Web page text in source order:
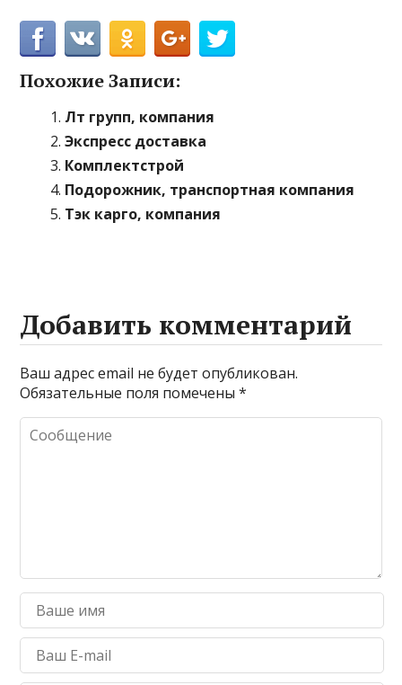
Похожие Записи:
Лт групп, компания
Экспресс доставка
Комплектстрой
Подорожник, транспортная компания
Тэк карго, компания
Добавить комментарий
Ваш адрес email не будет опубликован.
Обязательные поля помечены*